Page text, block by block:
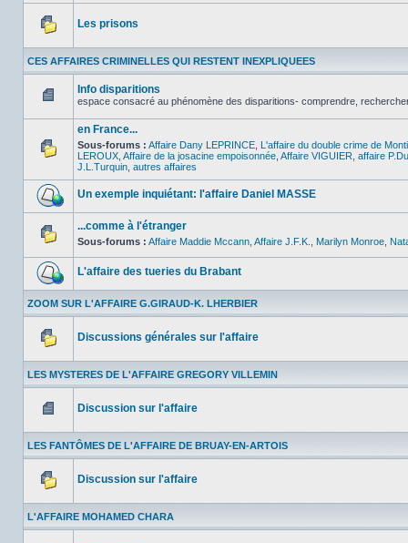
message
message
non
lu
Les prisons
CES AFFAIRES CRIMINELLES QUI RESTENT INEXPLIQUEES
message
non
Info disparitions
espace consacré au phénomène des disparitions- comprendre,
Aucun
en France...
Sous-forums : Affaire Dany LEPRINCE L'affaire du double crime de
LEROUX Affaire de la josacine empoisonnée Affaire VIGUIER affaire
J.L.Turquin autres affaires
Aucun
message
non
Un exemple inquiétant: l'affaire Daniel MASSE
message
non
...comme à l'étranger
Sous-forums : Affaire Maddie Mccann Affaire J.F.K. Marilyn Monroe
Aucun
message
non
lu
L'affaire des tueries du Brabant
ZOOM SUR L'AFFAIRE G.GIRAUD-K. LHERBIER
message
non
lu
Discussions générales sur l'affaire
LES MYSTERES DE L'AFFAIRE GREGORY VILLEMIN
message
non
lu
Discussion sur l'affaire
LES FANTÔMES DE L'AFFAIRE DE BRUAY-EN-ARTOIS
message
non
lu
Discussion sur l'affaire
L'AFFAIRE MOHAMED CHARA